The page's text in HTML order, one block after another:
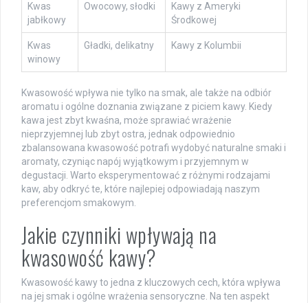
Kwas
jabłkowy
Owocowy, słodki
Kawy z Ameryki
Środkowej
Kwas
winowy
Gładki, delikatny Kawy z Kolumbii
Kwasowość wpływa nie tylko na smak, ale także na odbiór
aromatu i ogólne doznania związane z piciem kawy. Kiedy
kawa jest zbyt kwaśna, może sprawiać wrażenie
nieprzyjemnej lub zbyt ostra, jednak odpowiednio
zbalansowana kwasowość potrafi wydobyć naturalne smaki i
aromaty, czyniąc napój wyjątkowym i przyjemnym w
degustacji. Warto eksperymentować z różnymi rodzajami
kaw, aby odkryć te, które najlepiej odpowiadają naszym
preferencjom smakowym.
Jakie czynniki wpływają na
kwasowość kawy?
Kwasowość kawy to jedna z kluczowych cech, która wpływa
na jej smak i ogólne wrażenia sensoryczne. Na ten aspekt